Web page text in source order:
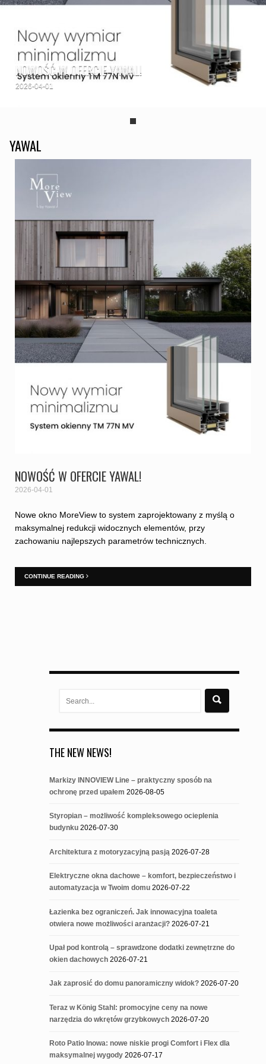
NOWOŚĆ W OFERCIE YAWAL!
2026-04-01
YAWAL
NOWOŚĆ W OFERCIE YAWAL!
2026-04-01
Nowe okno MoreView to system zaprojektowany z myślą o
maksymalnej redukcji widocznych elementów, przy
zachowaniu najlepszych parametrów technicznych.
CONTINUE READING
THE NEW NEWS!
Markizy INNOVIEW Line – praktyczny sposób na
ochronę przed upałem 2026-08-05
Styropian – możliwość kompleksowego ocieplenia
budynku 2026-07-30
Architektura z motoryzacyjną pasją 2026-07-28
Elektryczne okna dachowe – komfort, bezpieczeństwo i
automatyzacja w Twoim domu 2026-07-22
Łazienka bez ograniczeń. Jak innowacyjna toaleta
otwiera nowe możliwości aranżacji? 2026-07-21
Upał pod kontrolą – sprawdzone dodatki zewnętrzne do
okien dachowych 2026-07-21
Jak zaprosić do domu panoramiczny widok? 2026-07-20
Teraz w König Stahl: promocyjne ceny na nowe
narzędzia do wkrętów grzybkowych 2026-07-20
Roto Patio Inowa: nowe niskie progi Comfort i Flex dla
maksymalnej wygody 2026-07-17